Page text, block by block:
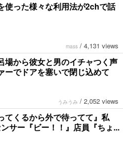
使った様々な利用法が2chで話
mass / 4,131 views
場から彼女と男のイチャつく声
ーでドアを塞いで閉じ込めて
うみうみ / 2,052 views
てくるから外で待ってて』私
サー『ビー！！』店員『ちょ...